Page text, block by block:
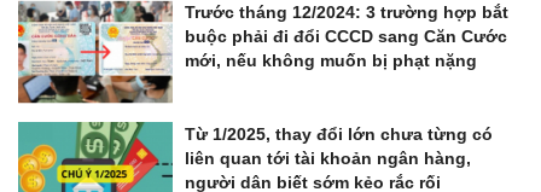
Trước tháng 12/2024: 3 trường hợp bắt
buộc phải đi đổi CCCD sang Căn Cước
mới, nếu không muốn bị phạt nặng
Từ 1/2025, thay đổi lớn chưa từng có
liên quan tới tài khoản ngân hàng,
người dân biết sớm kẻo rắc rối